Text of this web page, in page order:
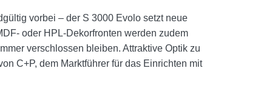
vorbei – der S 3000 Evolo setzt neue
oder HPL-Dekorfronten werden zudem
verschlossen bleiben. Attraktive Optik zu
C+P, dem Marktführer für das Einrichten mit